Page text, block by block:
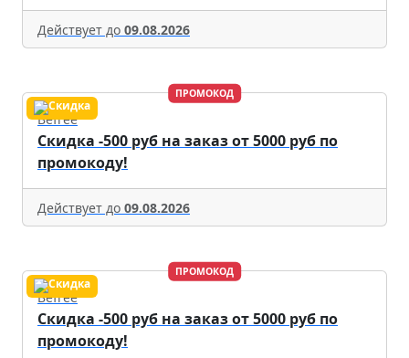
Действует до 09.08.2026
ПРОМОКОД
Befree
Скидка -500 руб на заказ от 5000 руб по
промокоду!
Действует до 09.08.2026
ПРОМОКОД
Befree
Скидка -500 руб на заказ от 5000 руб по
промокоду!